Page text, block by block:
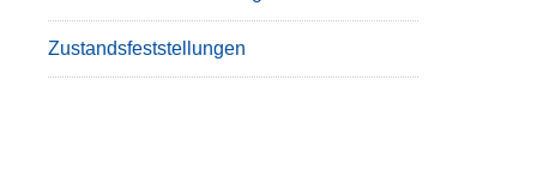
Zustandsfeststellungen